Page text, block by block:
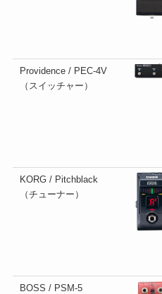
Providence / PEC-4V
（スイッチャー）
KORG / Pitchblack
（チューナー）
BOSS / PSM-5